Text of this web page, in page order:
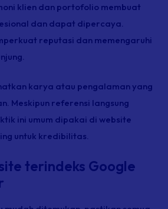
klien dan portofolio membuat
dan dapat dipercaya.
reputasi dan memengaruhi
karya atau pengalaman yang
Meskipun referensi langsung
ini umum dipakai di website
untuk kredibilitas.
terindeks Google